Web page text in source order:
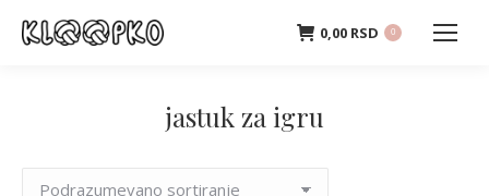
0,00 RSD 0
jastuk za igru